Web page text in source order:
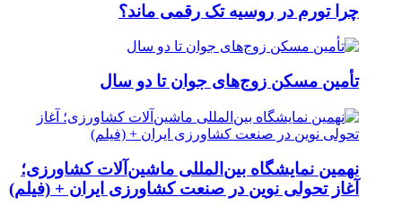
چرا تورم در روسیه تک رقمی ماند؟
تأمین مسکن زوج‌های جوان تا دو سال
نهمین نمایشگاه بین‌المللی ماشین‌آلات کشاورزی؛
آغاز تحولی نوین در صنعت کشاورزی ایران + (فیلم)